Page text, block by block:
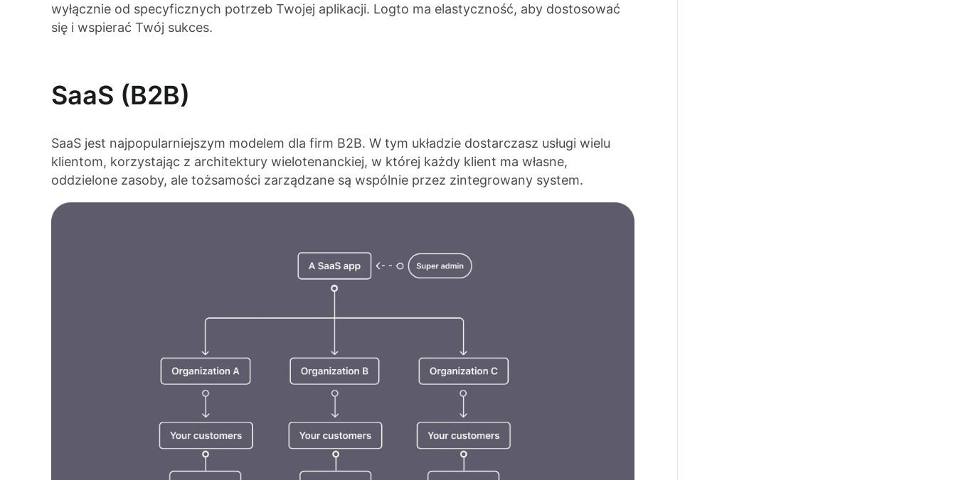
wyłącznie od specyficznych potrzeb Twojej aplikacji. Logto ma elastyczność, aby dostosować
się i wspierać Twój sukces.
SaaS (B2B)
SaaS jest najpopularniejszym modelem dla firm B2B. W tym układzie dostarczasz usługi wielu
klientom, korzystając z architektury wielotenanckiej, w której każdy klient ma własne,
oddzielone zasoby, ale tożsamości zarządzane są wspólnie przez zintegrowany system.